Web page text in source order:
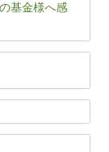
基金様へ感